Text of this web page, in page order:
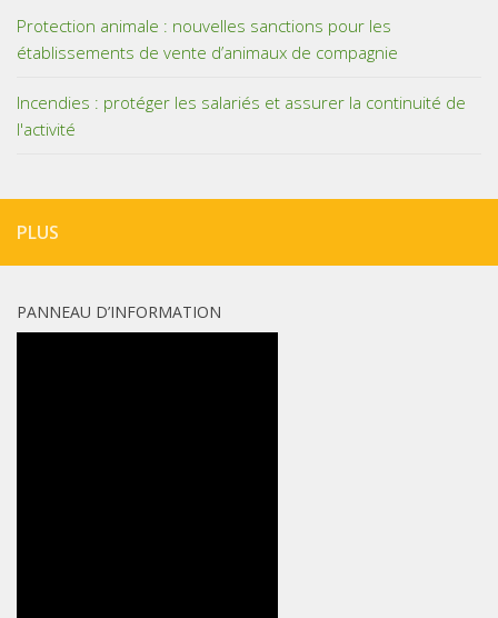
Protection animale : nouvelles sanctions pour les
établissements de vente d’animaux de compagnie
Incendies : protéger les salariés et assurer la continuité de
l'activité
PLUS
PANNEAU D’INFORMATION